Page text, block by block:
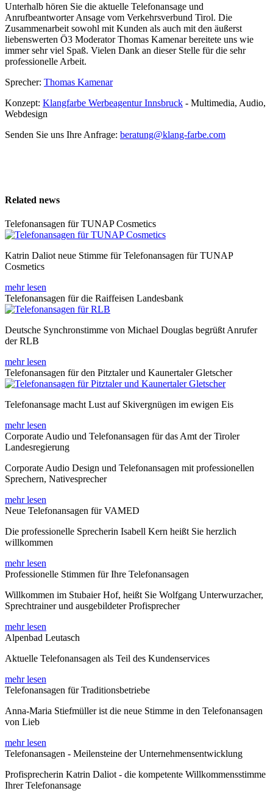
Unterhalb hören Sie die aktuelle Telefonansage und
Anrufbeantworter Ansage vom Verkehrsverbund Tirol. Die
Zusammenarbeit sowohl mit Kunden als auch mit den äußerst
liebenswerten Ö3 Moderator Thomas Kamenar bereitete uns wie
immer sehr viel Spaß. Vielen Dank an dieser Stelle für die sehr
professionelle Arbeit.
Sprecher: Thomas Kamenar
Konzept: Klangfarbe Werbeagentur Innsbruck - Multimedia, Audio,
Webdesign
Senden Sie uns Ihre Anfrage: beratung@klang-farbe.com
Related news
Telefonansagen für TUNAP Cosmetics
Katrin Daliot neue Stimme für Telefonansagen für TUNAP
Cosmetics
mehr lesen
Telefonansagen für die Raiffeisen Landesbank
Deutsche Synchronstimme von Michael Douglas begrüßt Anrufer
der RLB
mehr lesen
Telefonansagen für den Pitztaler und Kaunertaler Gletscher
Telefonansage macht Lust auf Skivergnügen im ewigen Eis
mehr lesen
Corporate Audio und Telefonansagen für das Amt der Tiroler
Landesregierung
Corporate Audio Design und Telefonansagen mit professionellen
Sprechern, Nativesprecher
mehr lesen
Neue Telefonansagen für VAMED
Die professionelle Sprecherin Isabell Kern heißt Sie herzlich
willkommen
mehr lesen
Professionelle Stimmen für Ihre Telefonansagen
Willkommen im Stubaier Hof, heißt Sie Wolfgang Unterwurzacher,
Sprechtrainer und ausgebildeter Profisprecher
mehr lesen
Alpenbad Leutasch
Aktuelle Telefonansagen als Teil des Kundenservices
mehr lesen
Telefonansagen für Traditionsbetriebe
Anna-Maria Stiefmüller ist die neue Stimme in den Telefonansagen
von Lieb
mehr lesen
Telefonansagen - Meilensteine der Unternehmensentwicklung
Profisprecherin Katrin Daliot - die kompetente Willkommensstimme
Ihrer Telefonansage